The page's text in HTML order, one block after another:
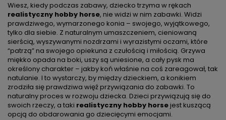
Wiesz, kiedy podczas zabawy, dziecko trzyma w rękach
realistyczny hobby horse, nie widzi w nim zabawki. Widzi
prawdziwego, wymarzonego konia – swojego, wyjątkowego,
tylko dla siebie. Z naturalnym umaszczeniem, cieniowaną
sierścią, wyszywanymi nozdrzami i wyrazistymi oczami, które
“patrzą” na swojego opiekuna z czułością i miłością. Grzywa
miękko opada na boki, uszy są uniesione, a cały pysk ma
określony charakter – jakby koń właśnie na coś zareagował, tak
natulanie. I to wystarczy, by między dzieckiem, a konikiem
zrodziła się prawdziwa więź przywiązania do zabawki. To
naturalny proces w rozwoju dziecka. Dzieci przywiązują się do
swoich rzeczy, a taki realistyczny hobby horsejest kuszącą
opcją do obdarowania go dziecięcymi emocjami.